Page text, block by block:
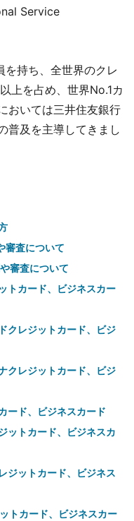
Service
持ち、全世界のクレ
上を占め、世界No.1カ
おいては三井住友銀行
普及を主導してきまし
審査について
審査について
トカード、ビジネスカー
クレジットカード、ビジ
クレジットカード、ビジ
ード、ビジネスカード
ットカード、ビジネスカ
ジットカード、ビジネス
トカード、ビジネスカー